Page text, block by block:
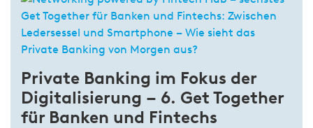
Private Banking im Fokus der
Digitalisierung – 6. Get Together
für Banken und Fintechs